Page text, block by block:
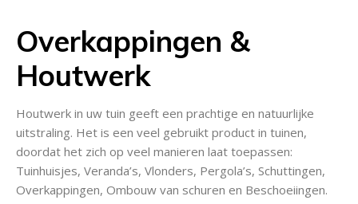
Overkappingen &
Houtwerk
Houtwerk in uw tuin geeft een prachtige en natuurlijke
uitstraling. Het is een veel gebruikt product in tuinen,
doordat het zich op veel manieren laat toepassen:
Tuinhuisjes, Veranda’s, Vlonders, Pergola’s, Schuttingen,
Overkappingen, Ombouw van schuren en Beschoeiingen.